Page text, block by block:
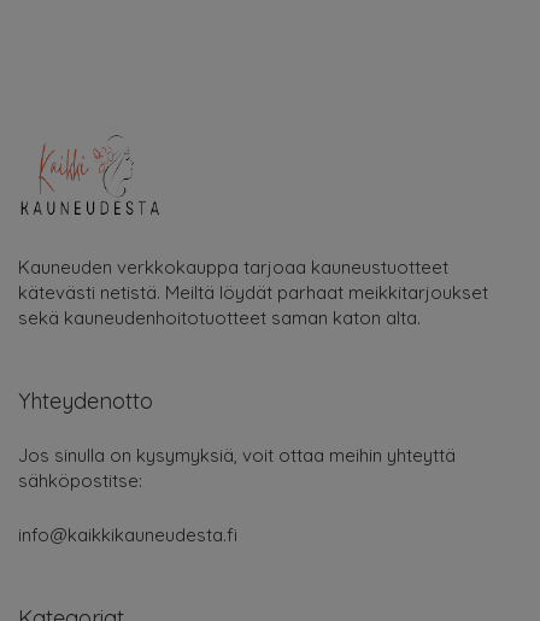
Kauneuden verkkokauppa tarjoaa kauneustuotteet
kätevästi netistä. Meiltä löydät parhaat meikkitarjoukset
sekä kauneudenhoitotuotteet saman katon alta.
Yhteydenotto
Jos sinulla on kysymyksiä, voit ottaa meihin yhteyttä
sähköpostitse:
info@kaikkikauneudesta.fi